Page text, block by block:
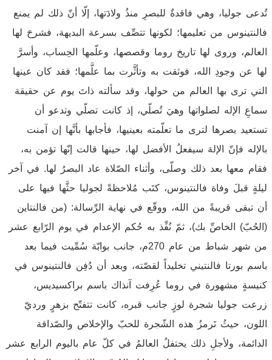
تُدعى جوليا، وهي فاقدةٌ للبصرِ منذُ ولادَتها، إلّا أنّ ذلك لم يمنع
فالنتينوس من تعليمها؛ لكونها تتصِّف بسرعة البديهة، فشرحَ لها
العالم، وروى لها تاريخ روما وقصصها، وعلّمها الحِساب، وأسرَّ
لها عن وجودِ الله، فوثقت به وتأثَّرت بما علَّمها؛ فقد كان عينها
التي ترى بها العالم من حولها، وقد سألته ذاتَ يوم عن حقيقة
سماعِ الإله لصلواتها وهيَ تُصلّي، إذ كانت تصلّي وتدعو أن
تستعيد بصرها لترى ما تعلّمته بعينيها، فأجابها بأنَّها إن آمنت
بالإله فإنّ الإلهَ سيفعلُ الأفضل لها، حينها قالت إنّها تؤمن به،
فقام معها بعد ذلك وصلّى، وأثناء الصّلاة عاد البصرُ لها. في آخر
ليلةٍ قبلَ وفاة فالنتينوس، كتَب مُلاحظةً لجوليا حثَّها فيها على
أن تبقى قريبةً من الله، ووقّع في نهاية الرِّسالة: (من فالنتاين
(الحُبّ) الخاصِّ بك)، ثمّ نُفِّذ به حُكم الإعدام في يوم الرّابع عشر
من شهر شباط من عام 270م، جانب بوابّة سُمِّيت فيما بعد
باسم بورتا فالنتيني تخليداً لقصّته، وبعد أن دُفِن فالنتينوس في
كنيسةٍ مشهورة في روما عُرِفت آنذاك باسم براكسيديس،
زرعت جوليا شجرة لوزٍ جانب قبره، كانت تتفتّح بزهرٍ ورديّ
اللون، حيثُ تَرمزُ هذه الشّجرة للحبّ والإخلاص والصّداقة
الدائمة، ولأجلِ ذلك يحتفلُ العالمُ في كلّ عام باليوم الرابع عشر